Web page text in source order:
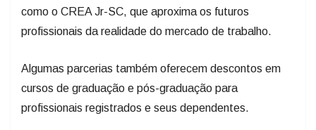
como o CREA Jr-SC, que aproxima os futuros
profissionais da realidade do mercado de trabalho.
Algumas parcerias também oferecem descontos em
cursos de graduação e pós-graduação para
profissionais registrados e seus dependentes.